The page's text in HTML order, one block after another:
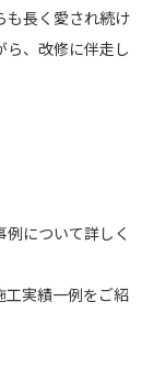
も長く愛され続け
ら、改修に伴走し
について詳しく
実績一例をご紹